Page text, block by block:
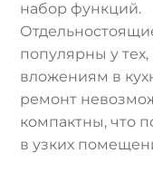
набор функций.
популярны у тех,
вложениям в
ремонт
компактны, что
в узких